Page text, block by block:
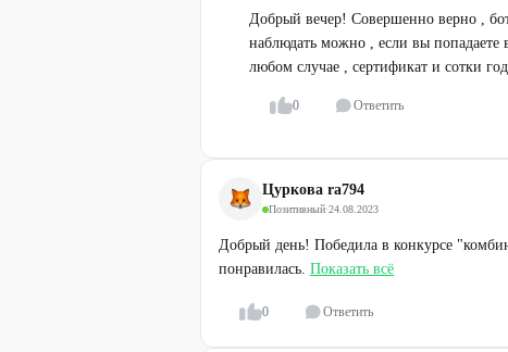
Добрый вечер! Совершенно верно ,
наблюдать можно , если вы попадаете
любом случае , сертификат и сотки
0 Ответить
Цуркова ra794
Позитивный·24.08.2023
Добрый день! Победила в конкурсе
понравилась. Показать всё
0 Ответить